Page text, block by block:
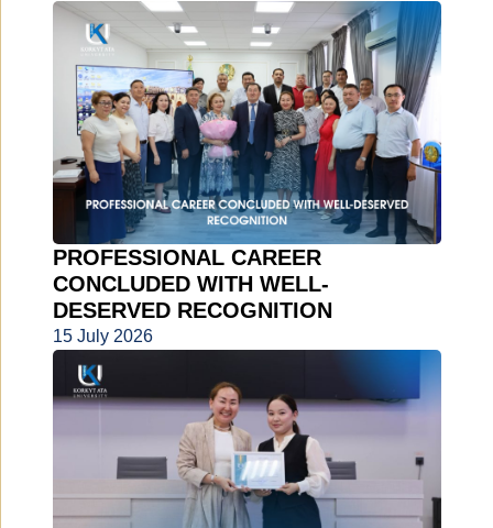
PROFESSIONAL CAREER
CONCLUDED WITH WELL-
DESERVED RECOGNITION
15 July 2026